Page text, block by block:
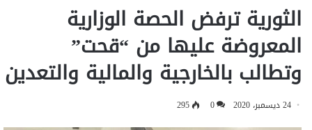
الثورية ترفض الحصة الوزارية
المعروضة عليها من “قحت”
وتطالب بالخارجية والمالية والتعدين
24 ديسمبر، 2020 0
295